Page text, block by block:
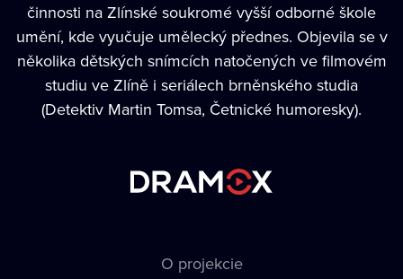
činnosti na Zlínské soukromé vyšší odborné škole
umění, kde vyučuje umělecký přednes. Objevila se v
několika dětských snímcích natočených ve filmovém
studiu ve Zlíně i seriálech brněnského studia
(Detektiv Martin Tomsa, Četnické humoresky).
O projekcie